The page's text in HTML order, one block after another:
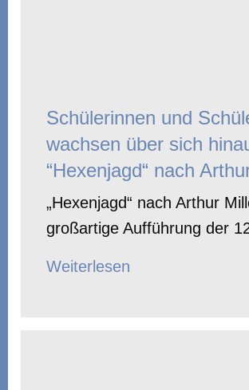
Schülerinnen und
wachsen über sich
“Hexenjagd“ nach
„Hexenjagd“ nach Arthur
großartige Aufführung der
Weiterlesen